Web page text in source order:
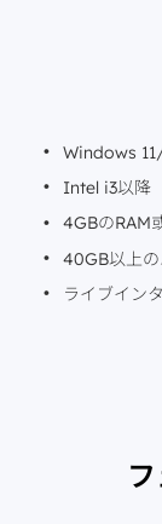
Windows
Intel i3以降
4GBのRAM
40GB以上
ライブイン